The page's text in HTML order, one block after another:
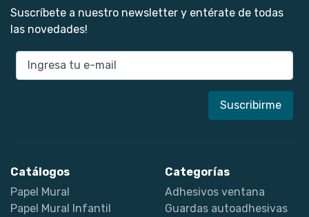
Suscríbete a nuestro newsletter y entérate de todas
las novedades!
E-mail
Catálogos
Papel Mural
Papel Mural Infantil
Categorías
Adhesivos ventana
Guardas autoadhesivas